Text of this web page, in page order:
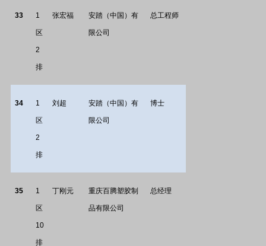
33 1
区
2
排
张宏福 安踏（中国）有
限公司
总工程师
34 1
区
2
排
刘超 安踏（中国）有
限公司
博士
35 1
区
10
排
丁刚元 重庆百腾塑胶制
品有限公司
总经理